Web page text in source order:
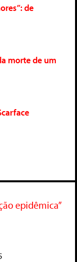
de
morte de um
epidêmica”